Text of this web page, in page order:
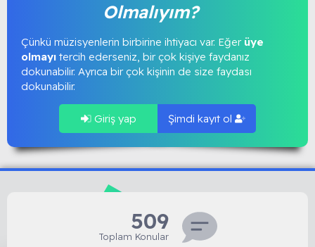
Olmalıyım?
Çünkü müzisyenlerin birbirine ihtiyacı var. Eğer üye
olmayı tercih ederseniz, bir çok kişiye faydanız
dokunabilir. Ayrıca bir çok kişinin de size faydası
dokunabilir.
Giriş yap Şimdi kayıt ol
509
Toplam Konular